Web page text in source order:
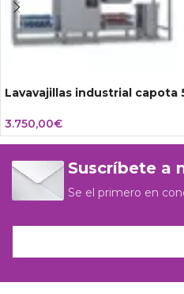
Lavavajillas industrial capota
3.750,00€
Suscríbete a
Se el primero en